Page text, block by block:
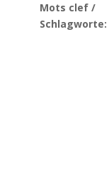
Mots clef /
Schlagworte: